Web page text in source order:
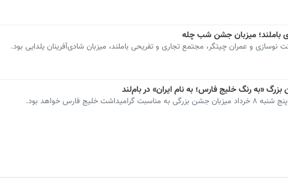
باملند؛ میزبان جشن‌ شب چله
و عمران چیتگر، مجتمع تجاری و تفریحی باملند، میزبان شادی‌آفرینان یلدایی بود.
«به رنگ خلیج فارس؛ به نام ایران» در بام‌لند
گرامیداشت خلیج فارس خواهد بود.